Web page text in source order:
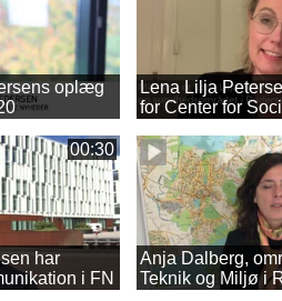
oplæg
Lena Lilja
for Center for
00:30
har
i FN
Anja Dalberg,
Teknik og Miljø i